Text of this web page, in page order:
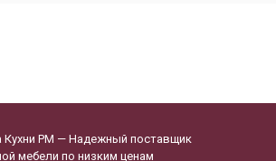
Кухни РМ — Надежный поставщик
мебели по низким ценам